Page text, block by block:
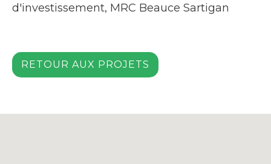
d'investissement, MRC Beauce Sartigan
RETOUR AUX PROJETS